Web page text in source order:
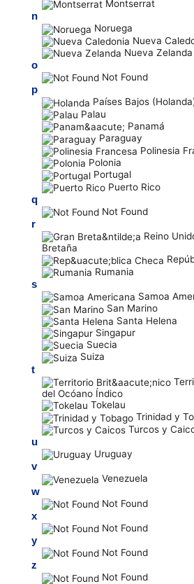
Montserrat
n
Noruega
Nueva
Nueva Zelanda
o
Not Found
p
Países Bajos
Palau
Panamá
Paraguay
Polinesia
Polonia
Portugal
Puerto Rico
q
Not Found
r
Reino
Bretaña
Rumania
s
Samoa
San Marino
Santa Helena
Singapur
Suecia
Suiza
t
del Ocóano Índico
Tokelau
Trinidad y
Turcos y
u
Uruguay
v
Venezuela
w
Not Found
x
Not Found
y
Not Found
z
Not Found